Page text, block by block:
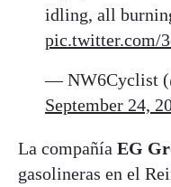
idling, all
pic.twitter.com/
— NW6Cyclist
September 24,
La compañía EG
gasolineras en el